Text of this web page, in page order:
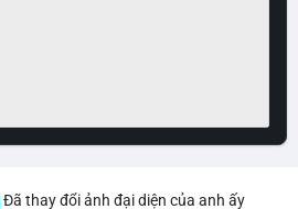
Đã thay đổi ảnh đại diện của anh ấy